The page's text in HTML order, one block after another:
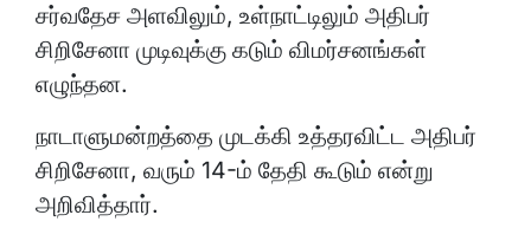
சர்வதேச அளவிலும், உள்நாட்டிலும் அதிபர்
சிறிசேனா முடிவுக்கு கடும் விமர்சனங்கள்
எழுந்தன.
நாடாளுமன்றத்தை முடக்கி உத்தரவிட்ட அதிபர்
சிறிசேனா, வரும் 14-ம் தேதி கூடும் என்று
அறிவித்தார்.